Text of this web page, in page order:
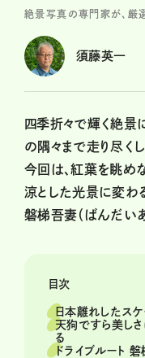
絶景写真の専門家が、厳
須藤英一
四季折々で輝く絶景
の隅々まで走り尽く
今回は、紅葉を眺め
涼とした光景に変わ
磐梯吾妻（ばんだい
目次
日本離れしたス
天狗ですら美し
る
ドライブルート